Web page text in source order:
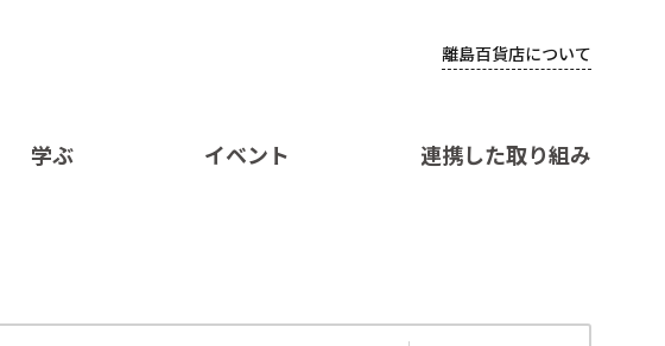
離島百貨店について
学ぶ イベント 連携した取り組み